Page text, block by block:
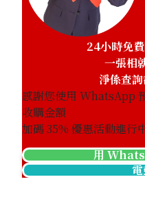
24小時免
一張相
淨係查
感謝您使用 WhatsApp
收購金額
加碼35% 優惠活動進行
用